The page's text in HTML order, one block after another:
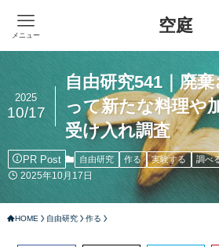
空庭
メニュー
自由研究541｜廃
って新たな料理や
受け入れ調査
2025
10/17
PR Post 自由研究 作る 実験する 調べ
2025年10月17日
HOME 自由研究 作る